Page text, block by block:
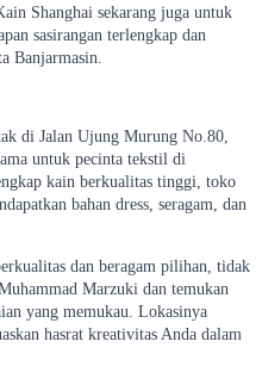
Shanghai sekarang juga untuk
sasirangan terlengkap dan
Banjarmasin.
di Jalan Ujung Murung No.80,
untuk pecinta tekstil di
kain berkualitas tinggi, toko
bahan dress, seragam, dan
dan beragam pilihan, tidak
Marzuki dan temukan
yang memukau. Lokasinya
hasrat kreativitas Anda dalam